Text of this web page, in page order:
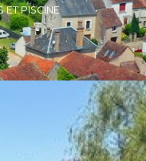
ET PISCINE